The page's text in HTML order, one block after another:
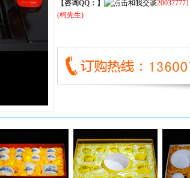
【咨询QQ：】
200377771
(柯先生)